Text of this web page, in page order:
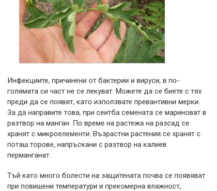
Инфекциите, причинени от бактерии и вируси, в по-
голямата си част не се лекуват. Можете да се биете с тях
преди да се появят, като използвате превантивни мерки.
За да направите това, при сеитба семената се мариноват в
разтвор на манган. По време на растежа на разсад се
хранят с микроелементи. Възрастни растения се хранят с
поташ торове, напръскани с разтвор на калиев
перманганат.
Тъй като много болести на защитената почва се появяват
при повишени температури и прекомерна влажност,